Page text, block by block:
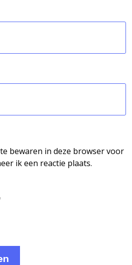
bewaren in deze browser voor
ik een reactie plaats.